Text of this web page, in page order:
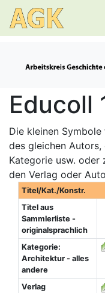
Educoll
Die kleinen
des gleichen
Kategorie usw. oder
den Verlag oder
Titel/Kat./Konstr.
Titel aus
Sammlerliste -
originalsprachlich
Kategorie:
Architektur - alles
andere
Verlag